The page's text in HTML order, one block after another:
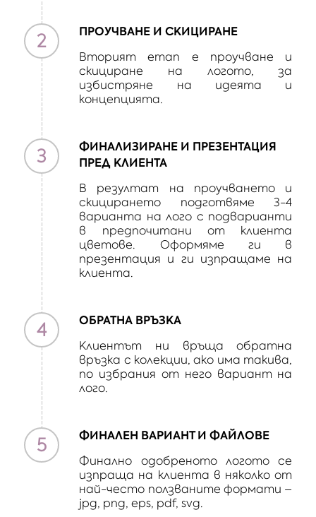
2 ПРОУЧВАНЕ И СКИЦИРАНЕ
Вторият етап е проучване и
скициране на логото, за
избистряне на идеята и
концепцията.
3
ФИНАЛИЗИРАНЕ И ПРЕЗЕНТАЦИЯ
ПРЕД КЛИЕНТА
В резултат на проучването и
скицирането подготвяме 3-4
варианта на лого с подварианти
в предпочитани от клиента
цветове. Оформяме ги в
презентация и ги изпращаме на
клиента.
4 ОБРАТНА ВРЪЗКА
Клиентът ни връща обратна
връзка с колекции, ако има такива,
по избрания от него вариант на
лого.
5 ФИНАЛЕН ВАРИАНТ И ФАЙЛОВЕ
Финално одобреното логото се
изпраща на клиента в няколко от
най-често ползваните формати –
jpg, png, eps, pdf, svg.